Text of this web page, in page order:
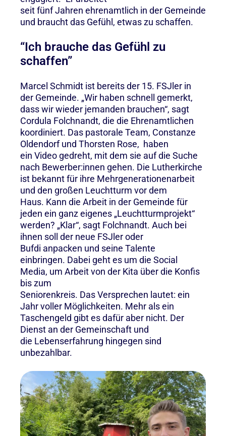
seit fünf Jahren ehrenamtlich in der Gemeinde
und braucht das Gefühl, etwas zu schaffen.
“Ich brauche das Gefühl zu
schaffen”
Marcel Schmidt ist bereits der 15. FSJler in
der Gemeinde. „Wir haben schnell gemerkt,
dass wir wieder jemanden brauchen“, sagt
Cordula Folchnandt, die die Ehrenamtlichen
koordiniert. Das pastorale Team, Constanze
Oldendorf und Thorsten Rose, haben
ein Video gedreht, mit dem sie auf die Suche
nach Bewerber:innen gehen. Die Lutherkirche
ist bekannt für ihre Mehrgenerationenarbeit
und den großen Leuchtturm vor dem
Haus. Kann die Arbeit in der Gemeinde für
jeden ein ganz eigenes „Leuchtturmprojekt“
werden? „Klar“, sagt Folchnandt. Auch bei
ihnen soll der neue FSJler oder
Bufdi anpacken und seine Talente
einbringen. Dabei geht es um die Social
Media, um Arbeit von der Kita über die Konfis
bis zum
Seniorenkreis. Das Versprechen lautet: ein
Jahr voller Möglichkeiten. Mehr als ein
Taschengeld gibt es dafür aber nicht. Der
Dienst an der Gemeinschaft und
die Lebenserfahrung hingegen sind
unbezahlbar.